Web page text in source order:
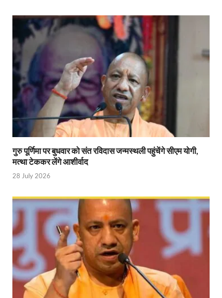
First Cabinet Meeting In Seva Tirth: भारत की
Gomati River: गोमती को स्वच्छ बनाने के लिए आज जुटेंगे
Railway Appointment Update: राजेश कुमार पांडे ने
Shri Krishna Jaman bhumi: श्रीकृष्ण जन्मभूमि के
आईएसबीटी-मसूरी डायवर्जन कॉरिडोर का स्थलीय निरीक्षण
India AI Impact Summit 2026: एमआईबी का पवेलियन
सीएम धामी हरिद्वार में एक्शन मोड में – चौपाल में सुनी
UP Budget 2026- 27: योगी सरकार का सेफ्टी,
Vande Bharat Express Train: वंदे भारत जैसी सेमी-हाई
UP Budget 2026: आवास एवं शहरी नियोजन के लिए
Guskhor Pandit: घूसखोर पंडत’ फिल्म के निर्देशक व
Union Budget Update: केंद्रीय बजट उत्तर प्रदेश के
Job Scheme For Youth: धामी सरकार ने प्रति माह
गुरु पूर्णिमा पर बुधवार को संत रविदास जन्मस्थली पहुंचेंगे सीएम योगी,
मत्था टेककर लेंगे आशीर्वाद
28 July 2026